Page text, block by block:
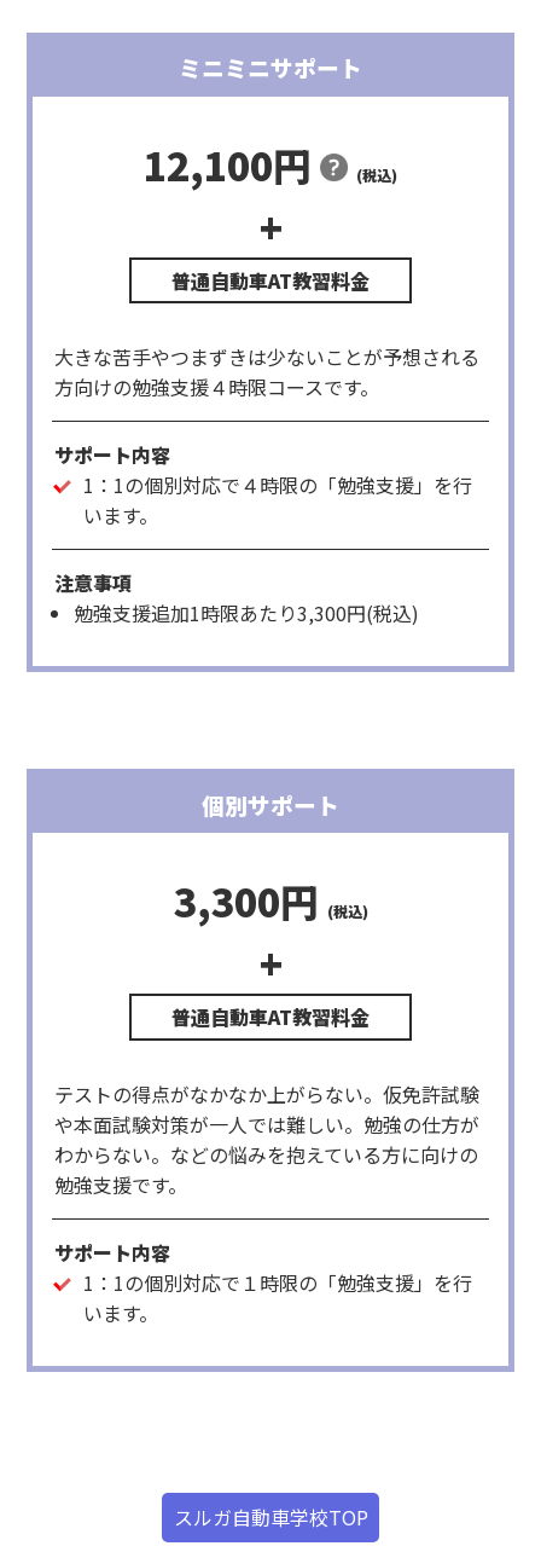
ミニミニサポート
12,100円 (税込)
+
料金(税込)
備考
勉強支援
12,100円
3,025円×4時限
大きな苦手やつまずきは少ないことが予想される
方向けの勉強支援４時限コースです。
サポート内容
1：1の個別対応で４時限の「勉強支援」を行
います。
注意事項
勉強支援追加1時限あたり3,300円(税込)
個別サポート
3,300円 (税込)
+
テストの得点がなかなか上がらない。仮免許試験
や本面試験対策が一人では難しい。勉強の仕方が
わからない。などの悩みを抱えている方に向けの
勉強支援です。
サポート内容
1：1の個別対応で１時限の「勉強支援」を行
います。
スルガ自動車学校TOP